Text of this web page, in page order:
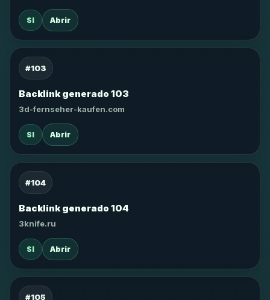
SI Abrir
#103
Backlink generado 103
3d-fernseher-kaufen.com
SI Abrir
#104
Backlink generado 104
3knife.ru
SI Abrir
#105